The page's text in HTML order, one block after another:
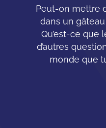
Peut-on mettre
dans un
Qu’est-ce que
d’autres
monde que